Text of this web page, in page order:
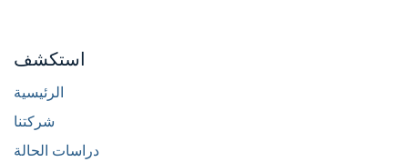
استكشف
الرئيسية
شركتنا
دراسات الحالة